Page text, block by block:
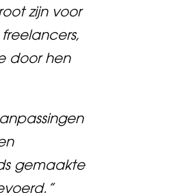
zijn voor
door hen
gemaakte